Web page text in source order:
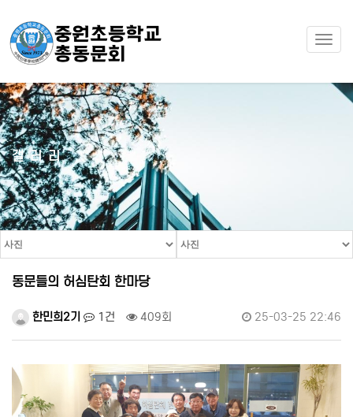
갤러리
동문들의 허심탄회 한마당
한민희2기 1건 409회 25-03-25 22:46